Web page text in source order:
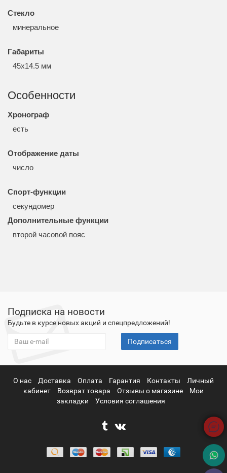
Стекло
минеральное
Габариты
45x14.5 мм
Особенности
Хронограф
есть
Отображение даты
число
Спорт-функции
секундомер
Дополнительные функции
второй часовой пояс
Подписка на новости
Будьте в курсе новых акций и спецпредложений!
Подписаться
О нас Доставка Оплата Гарантия Контакты
Личный
кабинет
Возврат товара Отзывы о магазине
Мои
закладки
Условия соглашения